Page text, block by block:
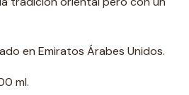
en Emiratos Árabes Unidos.
ml.